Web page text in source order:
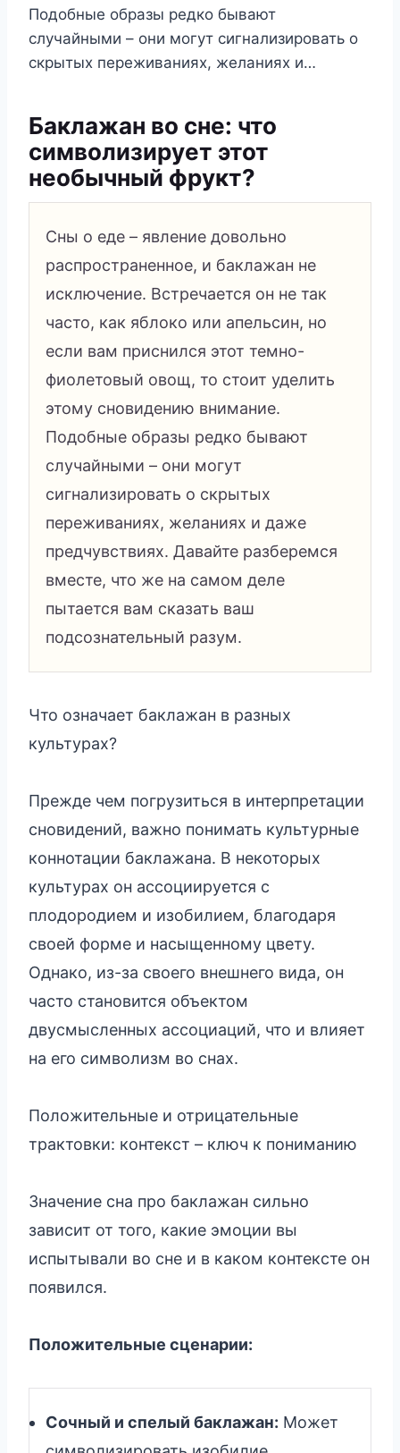
Подобные образы редко бывают
случайными – они могут сигнализировать о
скрытых переживаниях, желаниях и…
Баклажан во сне: что
символизирует этот
необычный фрукт?
Сны о еде – явление довольно
распространенное, и баклажан не
исключение. Встречается он не так
часто, как яблоко или апельсин, но
если вам приснился этот темно-
фиолетовый овощ, то стоит уделить
этому сновидению внимание.
Подобные образы редко бывают
случайными – они могут
сигнализировать о скрытых
переживаниях, желаниях и даже
предчувствиях. Давайте разберемся
вместе, что же на самом деле
пытается вам сказать ваш
подсознательный разум.
Что означает баклажан в разных
культурах?
Прежде чем погрузиться в интерпретации
сновидений, важно понимать культурные
коннотации баклажана. В некоторых
культурах он ассоциируется с
плодородием и изобилием, благодаря
своей форме и насыщенному цвету.
Однако, из-за своего внешнего вида, он
часто становится объектом
двусмысленных ассоциаций, что и влияет
на его символизм во снах.
Положительные и отрицательные
трактовки: контекст – ключ к пониманию
Значение сна про баклажан сильно
зависит от того, какие эмоции вы
испытывали во сне и в каком контексте он
появился.
Положительные сценарии:
Сочный и спелый баклажан: Может